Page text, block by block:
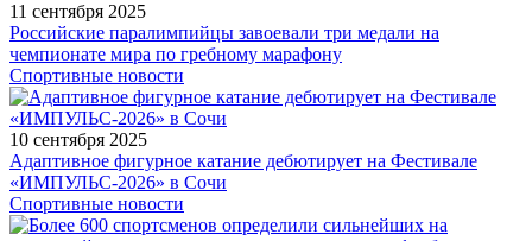
11 сентября 2025
Российские паралимпийцы завоевали три медали на
чемпионате мира по гребному марафону
Спортивные новости
10 сентября 2025
Адаптивное фигурное катание дебютирует на Фестивале
«ИМПУЛЬС-2026» в Сочи
Спортивные новости